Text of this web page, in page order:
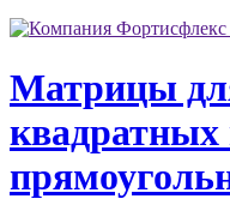
Матрицы
квадратных